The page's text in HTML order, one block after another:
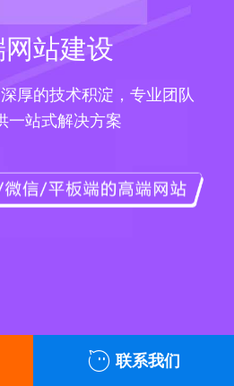
站建设
厚的技术积淀，专业团队
一站式解决方案
联系我们